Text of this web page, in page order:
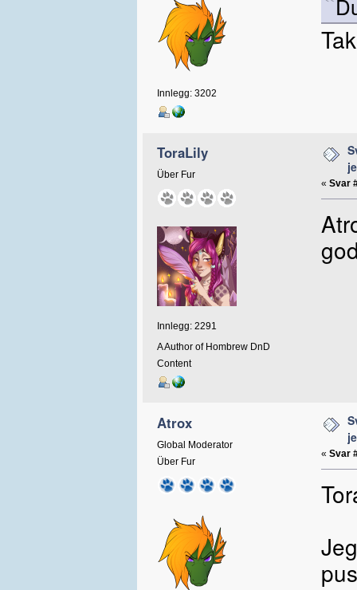
Innlegg: 3202
ToraLily
Über Fur
Innlegg: 2291
A Author of Hombrew DnD
Content
« Svar
Atrox
Global Moderator
Über Fur
« Svar